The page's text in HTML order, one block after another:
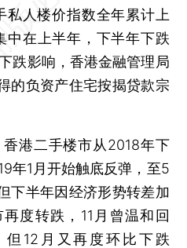
私人楼价指数全年累计上
中在上半年，下半年下跌
跌影响，香港金融管理局
的负资产住宅按揭贷款宗
港二手楼市从2018年下
年1月开始触底反弹，至5
下半年因经济形势转差加
度转跌，11月曾温和回
但12月又再度环比下跌